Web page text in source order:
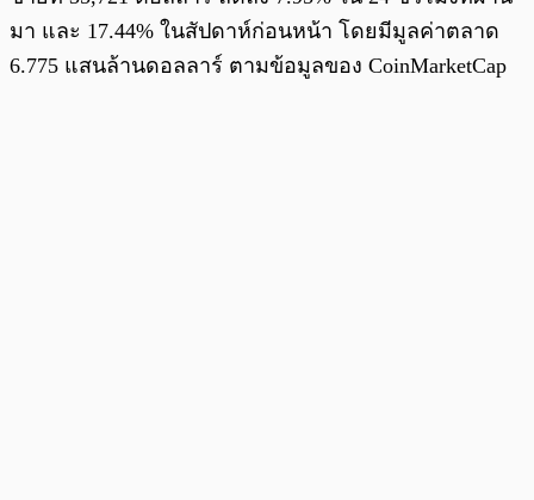
มา และ 17.44% ในสัปดาห์ก่อนหน้า โดยมีมูลค่าตลาด
6.775 แสนล้านดอลลาร์ ตามข้อมูลของ CoinMarketCap